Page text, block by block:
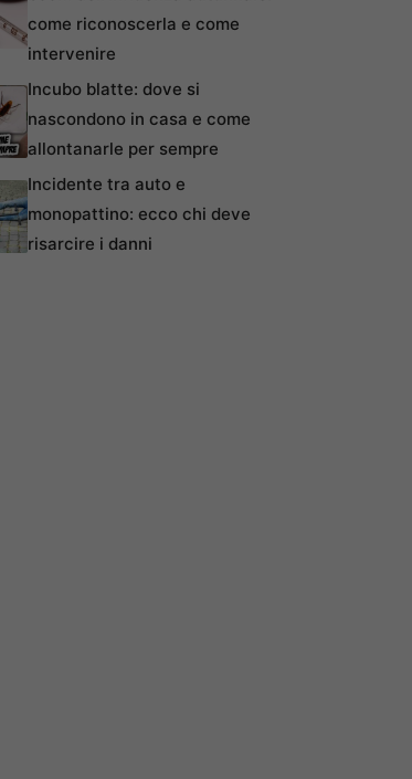
come riconoscerla e come
intervenire
Incubo blatte: dove si
nascondono in casa e come
allontanarle per sempre
Incidente tra auto e
monopattino: ecco chi deve
risarcire i danni